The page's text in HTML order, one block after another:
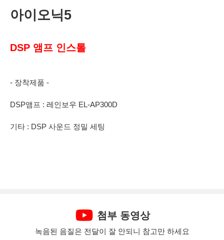
아이오닉5
DSP 앰프 인스톨
- 장착제품 -
DSP앰프 : 레인보우 EL-AP300D
기타 : DSP 사운드 정밀 세팅
첨부 동영상
녹음된 음질은 전달이 잘 안되니 참고만 하세요